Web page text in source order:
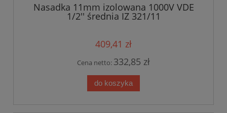
Nasadka 11mm izolowana 1000V VDE
1/2'' średnia IZ 321/11
409,41 zł
Cena netto: 332,85 zł
do koszyka